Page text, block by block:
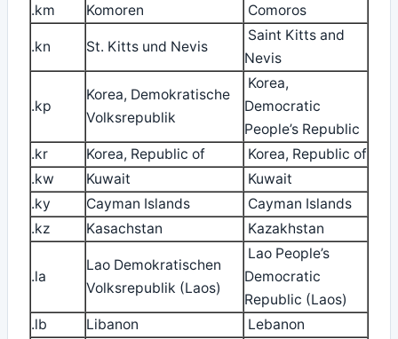
.km
Komoren Comoros
.kn St. Kitts und Nevis
Saint Kitts and
Nevis
.kp
Korea, Demokratische
Volksrepublik
Korea,
Democratic
People’s Republic
.kr
Korea, Republic of
Korea, Republic of
.kw
Kuwait
Kuwait
.ky
Cayman Islands
Cayman Islands
.kz
Kasachstan Kazakhstan
.la
Lao Demokratischen
Volksrepublik (Laos)
Lao People’s
Democratic
Republic (Laos)
.lb
Libanon
Lebanon